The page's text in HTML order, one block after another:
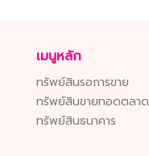
เมนูหลัก
ทรัพย์สินรอการขาย
ทรัพย์สินขายทอดตลาด
ทรัพย์สินธนาคาร